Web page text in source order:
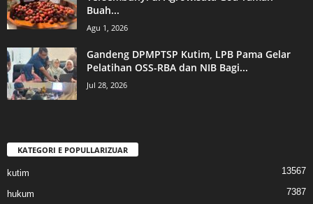
Buah...
Agu 1, 2026
Gandeng DPMPTSP Kutim, LPB Pama Gelar
Pelatihan OSS-RBA dan NIB Bagi...
Jul 28, 2026
KATEGORI E POPULLARIZUAR
kutim 13567
hukum 7387